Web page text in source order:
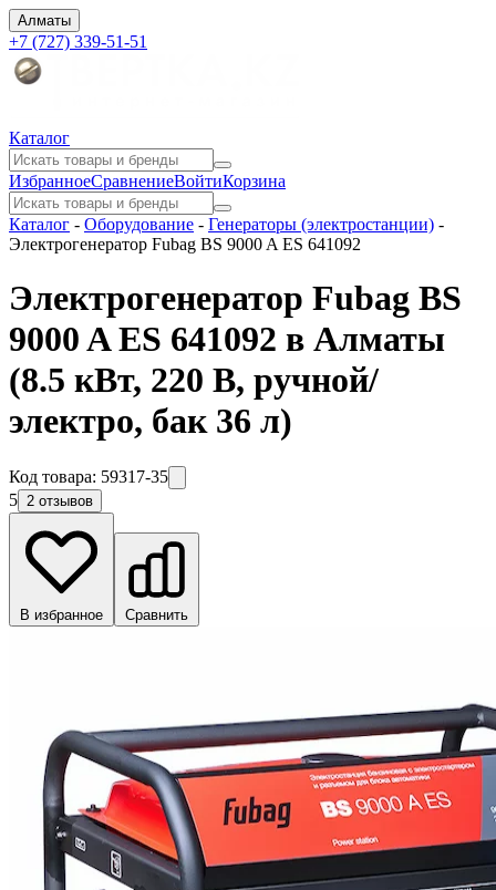
Алматы
+7 (727) 339-51-51
Каталог
ИзбранноеСравнениеВойтиКорзина
Каталог - Оборудование - Генераторы (электростанции) -
Электрогенератор Fubag BS 9000 A ES 641092
Электрогенератор Fubag BS
9000 A ES 641092 в Алматы
(8.5 кВт, 220 В, ручной/
электро, бак 36 л)
Код товара: 59317-35
5 2 отзывов
В избранное Сравнить